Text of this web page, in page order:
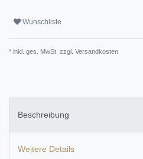
Wunschliste
* inkl. ges. MwSt. zzgl. Versandkosten
Beschreibung
Weitere Details